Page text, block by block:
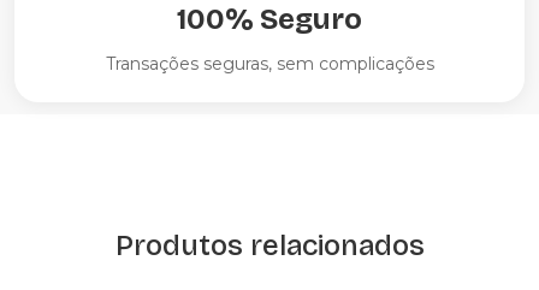
100% Seguro
Transações seguras, sem complicações
Produtos relacionados